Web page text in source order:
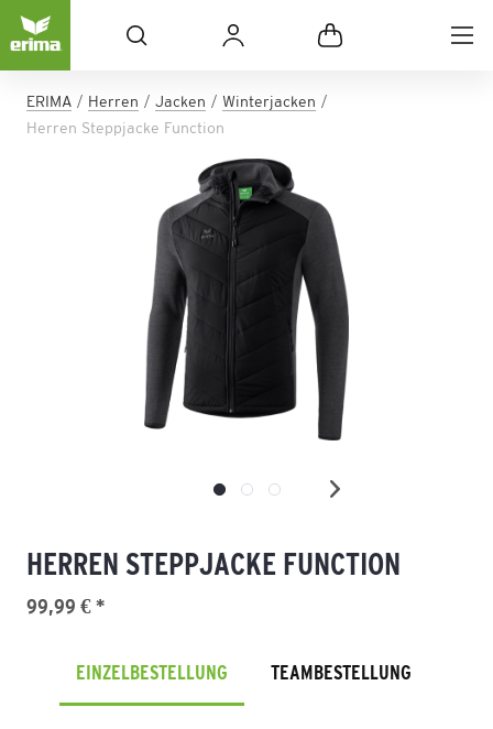
ERIMA Herren Jacken
Winterjacken
Herren Steppjacke Function
HERREN STEPPJACKE FUNCTION
99,99 € *
EINZELBESTELLUNG TEAMBESTELLUNG